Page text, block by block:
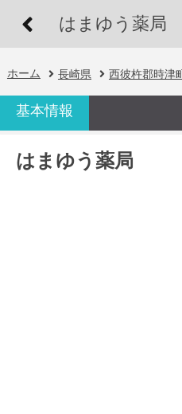
はまゆう薬局
ホーム 長崎県 西彼杵郡時津町
基本情報
はまゆう薬局